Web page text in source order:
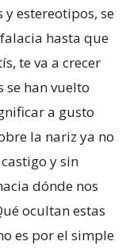
estereotipos, se
hasta que
te va a crecer
se han vuelto
a gusto
la nariz ya no
y sin
dónde nos
ocultan estas
es por el simple